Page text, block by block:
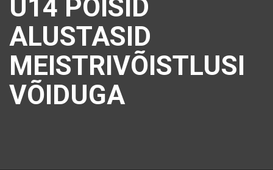
U14 POISID
ALUSTASID
MEISTRIVÕISTLUSI
VÕIDUGA